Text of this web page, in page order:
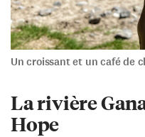
Un croissant et un café de
La rivière
Hope